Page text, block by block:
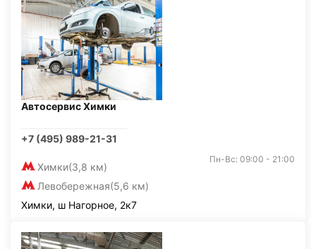
Автосервис Химки
+7 (495) 989-21-31
Химки(3,8 км)
Левобережная(5,6 км)
Пн-Вс: 09:00 - 21:00
Химки, ш Нагорное, 2к7